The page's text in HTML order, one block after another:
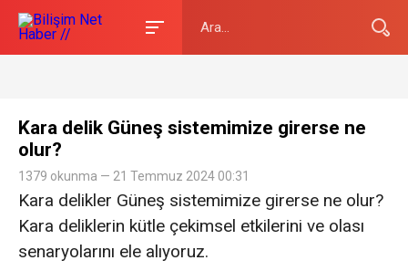
Kara delik Güneş sistemimize girerse ne
olur?
1379 okunma — 21 Temmuz 2024 00:31
Kara delikler Güneş sistemimize girerse ne olur?
Kara deliklerin kütle çekimsel etkilerini ve olası
senaryolarını ele alıyoruz.